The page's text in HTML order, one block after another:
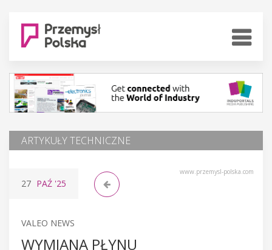
ARTYKUŁY TECHNICZNE
www.przemysl-polska.com
27 PAŹ '25
VALEO NEWS
WYMIANA PŁYNU